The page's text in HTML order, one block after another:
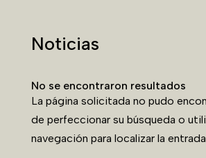
Noticias
No se encontraron resultados
La página solicitada no pudo
de perfeccionar su búsqueda o
navegación para localizar la entrada.